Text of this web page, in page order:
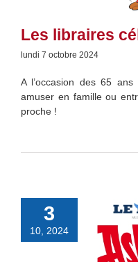
Les libraires
lundi 7 octobre 2024
A l’occasion des 65 ans
amuser en famille ou
proche !
3
10, 2024